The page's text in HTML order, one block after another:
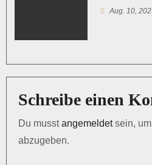
t
i
Aug. 10,
Schreibe einen
Du musstangemeldetsein,
abzugeben.